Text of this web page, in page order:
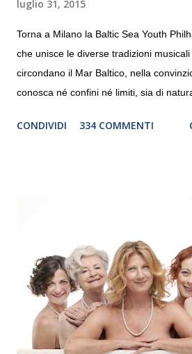
luglio 31, 2015
Torna a Milano la Baltic Sea Youth
che unisce le diverse tradizioni
circondano il Mar Baltico, nella
conosca né confini né limiti, sia di
debutterà il 10 settembre a Heiden, in
“Settembre dell’Accademia” dove si
consecutivo. Il pubblico milanese avrà
giovani artisti della Baltic Sea Youth
volta. L’orchestra, fondata nel 2008 da
da un prestigioso consiglio di
CONDIVIDI 334 COMMENTI